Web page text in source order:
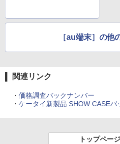
［au端末］の他
関連リンク
・ 価格調査バックナンバー
・ ケータイ新製品 SHOW CASEバ
トップペー